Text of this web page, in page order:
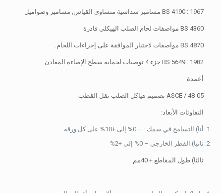
BS 4190 : 1967 مسامير سداسية متساوي القياس, مسامير وصواميل
BS 4360 مواصفات لحام الصلب الهيكلي قادرة
BS 4870 مواصفات لاختبار الموافقة على إجراءات اللحام.
BS 5649 : 1982 جزء 4 توصيات لحماية سطح الإضاءة المعادن
أعمدة
ASCE / 48-05 تصميم هياكل الصلب نقل القطب
التفاوتات الأبعاد:
أنا) التسامح في سمك : – 0% إلى +10% على كل ورقة
ثانيا) القطر الخارجي – 0% إلى +2%
ثالثا) طول المقاطع + 40مم